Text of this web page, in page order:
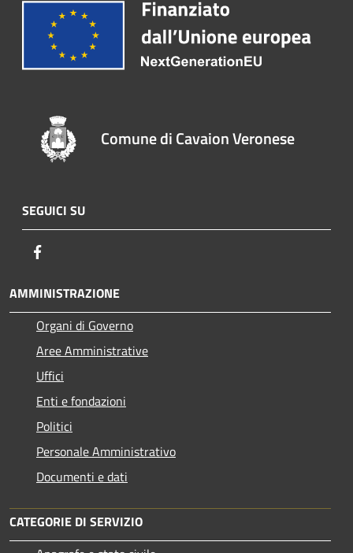
Comune di Cavaion Veronese
SEGUICI SU
AMMINISTRAZIONE
Organi di Governo
Aree Amministrative
Uffici
Enti e fondazioni
Politici
Personale Amministrativo
Documenti e dati
CATEGORIE DI SERVIZIO